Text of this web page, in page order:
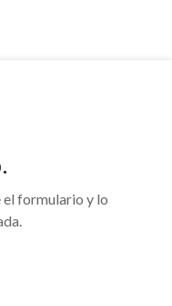
el formulario y lo